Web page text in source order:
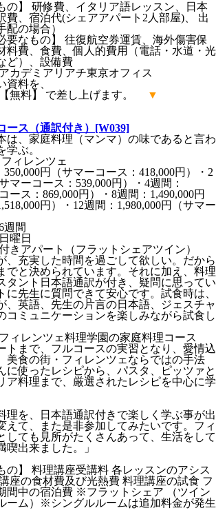
の】 研修費、イタリア語レッスン、日本
費、宿泊代(シェアアパート2人部屋)、 出
配の場合）
要なもの】 往復航空券運賃、海外傷害保
料費、食費、個人的費用（電話・水道・光
ど）、設備費
カデミアリアチ東京オフィス
資料を、
無料】 で差し上げます。
▼
ース（通訳付き）[W039]
は、家庭料理（マンマ）の味であると言わ
学ぶ。
ィレンツェ
350,000円（サマーコース：418,000円）・2
マーコース：539,000円）・4週間：
ース：869,000円）・8週間：1,490,000円
円）・12週間：1,980,000円（サマー
週間
曜日
きアパート（フラットシェアツイン）
、充実した時間を過ごして欲しい。だから
でと決められています。それに加え、料理
タント日本語通訳が付き、疑問に思ってい
に先生に質問できて安心です。試食時は、
、英語、先生の片言の日本語、ジェスチャ
コミュニケーションを楽しみながら試食し
ィレンツェ料理学園の家庭料理コース
トまで、フルコースの実習となり、愛情込
美食の街・フィレンツェならではの手法
に使ったレシピから、パスタ、ピッツァと
ア料理まで、厳選されたレシピを中心に学
理を、日本語通訳付きで楽しく学ぶ事が出
えて、また是非参加してみたいです。フィ
しても見所がたくさんあって、生活をして
喫出来ました。」
の】 料理講座受講料 各レッスンのアシス
座の食材費及び光熱費 料理講座の試食 フ
間中の宿泊費 ※フラットシェア （ツイン
ーム）※シングルルームは追加料金が発生